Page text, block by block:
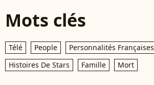
Mots clés
Télé People Personnalités Françaises
Histoires De Stars
Famille Mort